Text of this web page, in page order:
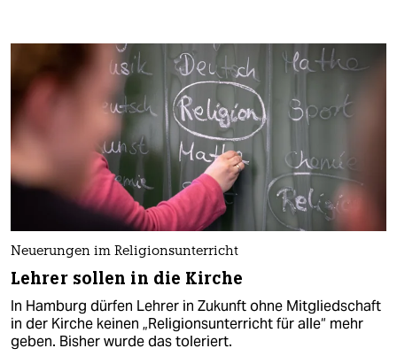
Neuerungen im Religionsunterricht
Lehrer sollen in die Kirche
In Hamburg dürfen Lehrer in Zukunft ohne Mitgliedschaft
in der Kirche keinen „Religionsunterricht für alle“ mehr
geben. Bisher wurde das toleriert.